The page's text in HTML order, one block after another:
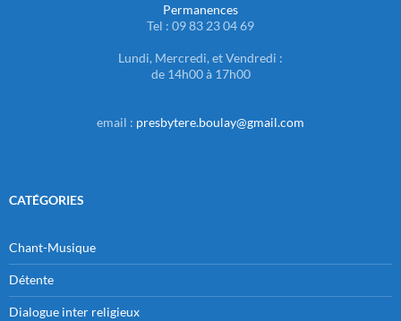
Permanences
Tel : 09 83 23 04 69
Lundi, Mercredi, et Vendredi :
de 14h00 à 17h00
email : presbytere.boulay@gmail.com
CATÉGORIES
Chant-Musique
Détente
Dialogue inter religieux